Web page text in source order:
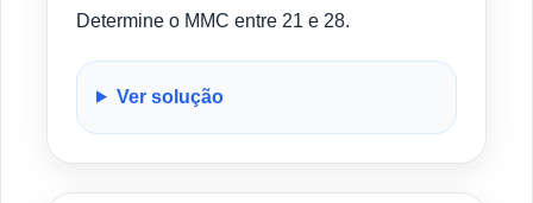
Determine o MMC entre 21 e 28.
Ver solução